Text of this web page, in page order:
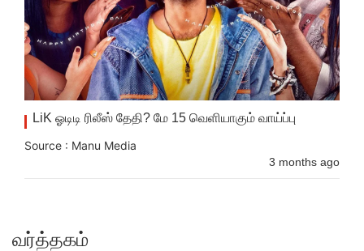
LiK ஓடிடி ரிலீஸ் தேதி? மே 15 வெளியாகும் வாய்ப்பு
Source : Manu Media
3 months ago
வர்த்தகம்